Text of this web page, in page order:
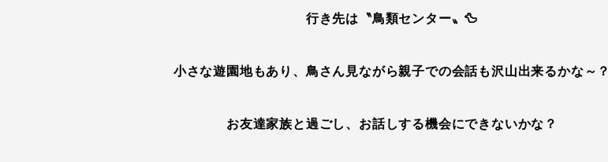
行き先は〝鳥類センター〟🦆
小さな遊園地もあり、鳥さん見ながら親子での会話も沢山出来るかな～？
お友達家族と過ごし、お話しする機会にできないかな？